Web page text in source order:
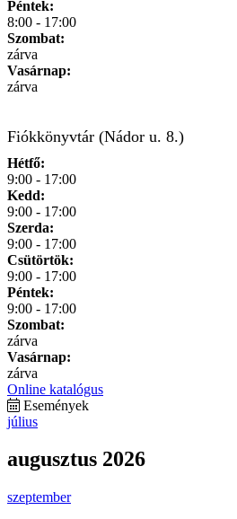
Péntek:
8:00 - 17:00
Szombat:
zárva
Vasárnap:
zárva
Fiókkönyvtár (Nádor u. 8.)
Hétfő:
9:00 - 17:00
Kedd:
9:00 - 17:00
Szerda:
9:00 - 17:00
Csütörtök:
9:00 - 17:00
Péntek:
9:00 - 17:00
Szombat:
zárva
Vasárnap:
zárva
Online katalógus
Események
július
augusztus 2026
szeptember